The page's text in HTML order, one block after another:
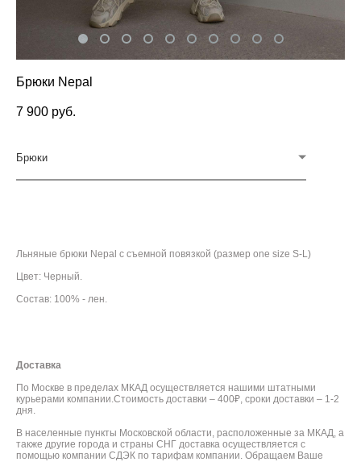
Брюки Nepal
7 900 pуб.
Брюки
Льняные брюки Nepal с съемной повязкой (размер one size S-L)
Цвет: Черный.
Состав: 100% - лен.
Доставка
По Москве в пределах МКАД осуществляется нашими штатными
курьерами компании.Стоимость доставки – 400₽, сроки доставки – 1-2
дня.
В населенные пункты Московской области, расположенные за МКАД, а
также другие города и страны СНГ доставка осуществляется с
помощью компании СДЭК по тарифам компании. Обращаем Ваше